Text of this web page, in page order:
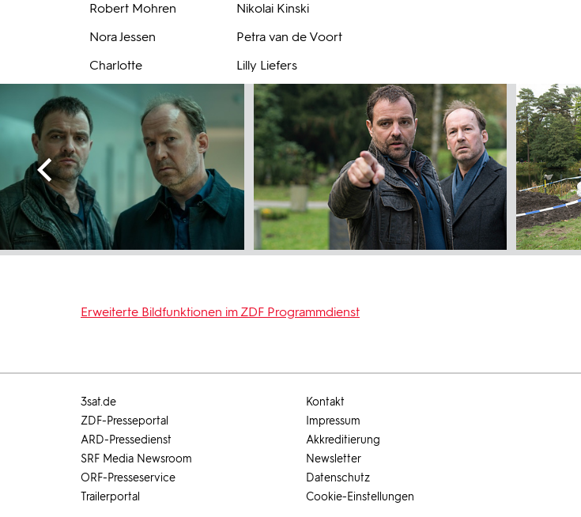
Robert Mohren
Nikolai Kinski
Nora Jessen
Petra van de Voort
Charlotte
Lilly Liefers
Erweiterte Bildfunktionen im ZDF Programmdienst
3sat.de
ZDF-Presseportal
ARD-Pressedienst
SRF Media Newsroom
ORF-Presseservice
Trailerportal
Kontakt
Impressum
Akkreditierung
Newsletter
Datenschutz
Cookie-Einstellungen